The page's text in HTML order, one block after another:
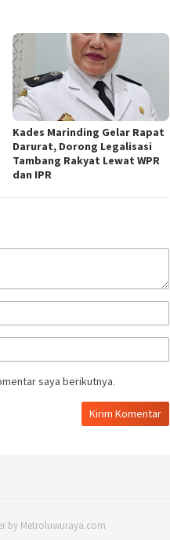
Kades Marinding Gelar Rapat
Darurat, Dorong Legalisasi
Tambang Rakyat Lewat WPR
dan IPR
saya berikutnya.
by Metroluwuraya.com